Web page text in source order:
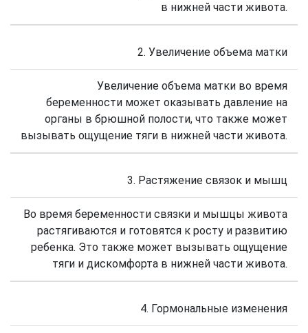
в нижней части живота.
2. Увеличение объема матки
Увеличение объема матки во время
беременности может оказывать давление на
органы в брюшной полости, что также может
вызывать ощущение тяги в нижней части живота.
3. Растяжение связок и мышц
Во время беременности связки и мышцы живота
растягиваются и готовятся к росту и развитию
ребенка. Это также может вызывать ощущение
тяги и дискомфорта в нижней части живота.
4. Гормональные изменения